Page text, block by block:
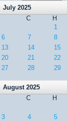
July 2025
C
H
1
6
7 8
13
14 15
20
21 22
27
28 29
August 2025
C
H
3
4 5